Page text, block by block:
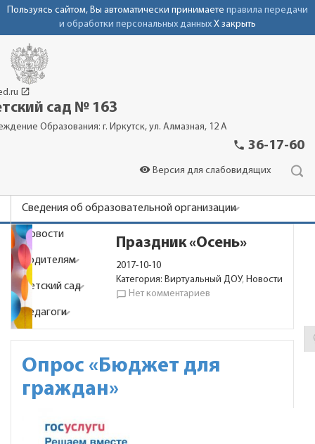
Пользуясь сайтом, Вы автоматически принимаете правила передачи
и обработки персональных данных X закрыть
launch
сад № 163
Образования: г. Иркутск, ул. Алмазная, 12 А
phone 36-17-60
visibility Версия для слабовидящих
Сведения об образовательной организации
Новости
Родителям
Детский сад
Педагоги
Праздник «Осень»
2017-10-10
Категория: Виртуальный ДОУ, Новости
chat_bubble_outline Нет комментариев
Опрос «Бюджет для
граждан»